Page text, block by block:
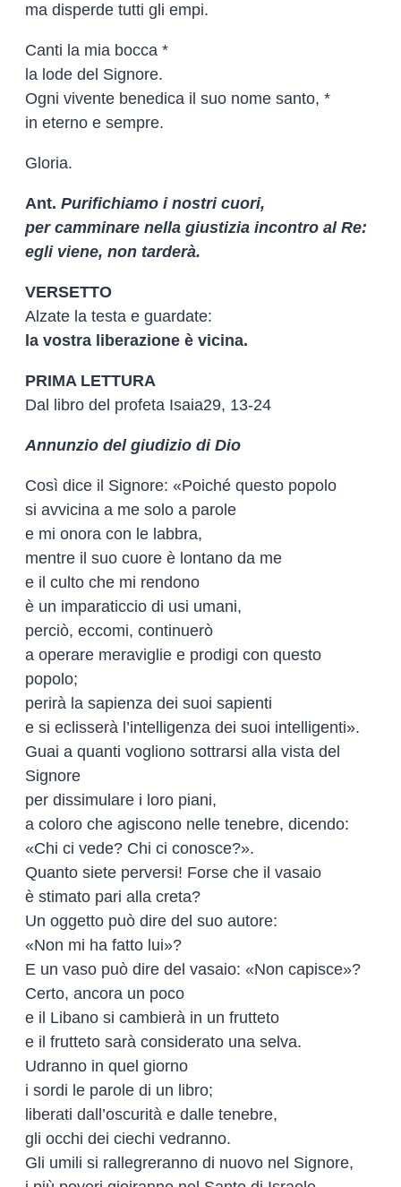
ma disperde tutti gli empi.
Canti la mia bocca *
la lode del Signore.
Ogni vivente benedica il suo nome santo, *
in eterno e sempre.
Gloria.
Ant. Purifichiamo i nostri cuori,
per camminare nella giustizia incontro al Re:
egli viene, non tarderà.
VERSETTO
Alzate la testa e guardate:
la vostra liberazione è vicina.
PRIMA LETTURA
Dal libro del profeta Isaia29, 13-24
Annunzio del giudizio di Dio
Così dice il Signore: «Poiché questo popolo
si avvicina a me solo a parole
e mi onora con le labbra,
mentre il suo cuore è lontano da me
e il culto che mi rendono
è un imparaticcio di usi umani,
perciò, eccomi, continuerò
a operare meraviglie e prodigi con questo
popolo;
perirà la sapienza dei suoi sapienti
e si eclisserà l’intelligenza dei suoi intelligenti».
Guai a quanti vogliono sottrarsi alla vista del
Signore
per dissimulare i loro piani,
a coloro che agiscono nelle tenebre, dicendo:
«Chi ci vede? Chi ci conosce?».
Quanto siete perversi! Forse che il vasaio
è stimato pari alla creta?
Un oggetto può dire del suo autore:
«Non mi ha fatto lui»?
E un vaso può dire del vasaio: «Non capisce»?
Certo, ancora un poco
e il Libano si cambierà in un frutteto
e il frutteto sarà considerato una selva.
Udranno in quel giorno
i sordi le parole di un libro;
liberati dall’oscurità e dalle tenebre,
gli occhi dei ciechi vedranno.
Gli umili si rallegreranno di nuovo nel Signore,